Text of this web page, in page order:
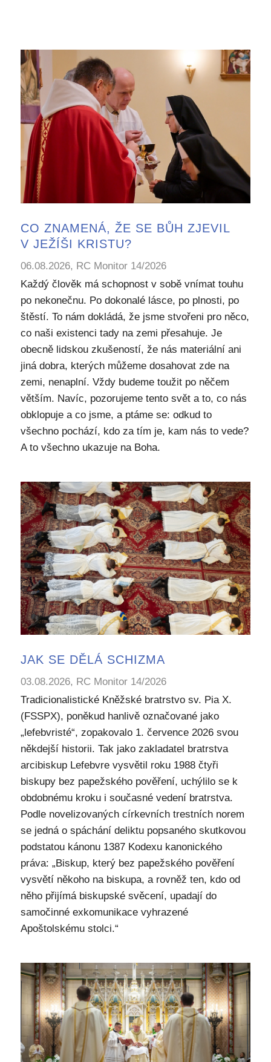
CO ZNAMENÁ, ŽE SE BŮH ZJEVIL
V JEŽÍŠI KRISTU?
06.08.2026, RC Monitor 14/2026
Každý člověk má schopnost v sobě vnímat touhu
po nekonečnu. Po dokonalé lásce, po plnosti, po
štěstí. To nám dokládá, že jsme stvořeni pro něco,
co naši existenci tady na zemi přesahuje. Je
obecně lidskou zkušeností, že nás materiální ani
jiná dobra, kterých můžeme dosahovat zde na
zemi, nenaplní. Vždy budeme toužit po něčem
větším. Navíc, pozorujeme tento svět a to, co nás
obklopuje a co jsme, a ptáme se: odkud to
všechno pochází, kdo za tím je, kam nás to vede?
A to všechno ukazuje na Boha.
JAK SE DĚLÁ SCHIZMA
03.08.2026, RC Monitor 14/2026
Tradicionalistické Kněžské bratrstvo sv. Pia X.
(FSSPX), poněkud hanlivě označované jako
„lefebvristé“, zopakovalo 1. července 2026 svou
někdejší historii. Tak jako zakladatel bratrstva
arcibiskup Lefebvre vysvětil roku 1988 čtyři
biskupy bez papežského pověření, uchýlilo se k
obdobnému kroku i současné vedení bratrstva.
Podle novelizovaných církevních trestních norem
se jedná o spáchání deliktu popsaného skutkovou
podstatou kánonu 1387 Kodexu kanonického
práva: „Biskup, který bez papežského pověření
vysvětí někoho na biskupa, a rovněž ten, kdo od
něho přijímá biskupské svěcení, upadají do
samočinné exkomunikace vyhrazené
Apoštolskému stolci.“